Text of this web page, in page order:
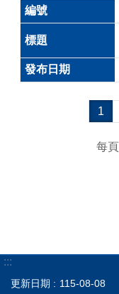
1
每
:::
更新日期 115-08-08